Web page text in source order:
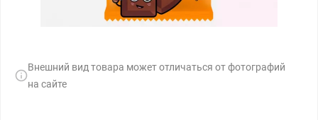
Внешний вид товара может отличаться от фотографий
на сайте